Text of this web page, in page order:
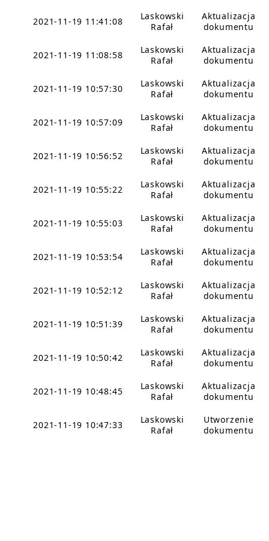
2021-11-19 11:41:08
Laskowski
Rafał
Aktualizacja
dokumentu
2021-11-19 11:08:58
Laskowski
Rafał
Aktualizacja
dokumentu
2021-11-19 10:57:30
Laskowski
Rafał
Aktualizacja
dokumentu
2021-11-19 10:57:09
Laskowski
Rafał
Aktualizacja
dokumentu
2021-11-19 10:56:52
Laskowski
Rafał
Aktualizacja
dokumentu
2021-11-19 10:55:22
Laskowski
Rafał
Aktualizacja
dokumentu
2021-11-19 10:55:03
Laskowski
Rafał
Aktualizacja
dokumentu
2021-11-19 10:53:54
Laskowski
Rafał
Aktualizacja
dokumentu
2021-11-19 10:52:12
Laskowski
Rafał
Aktualizacja
dokumentu
2021-11-19 10:51:39
Laskowski
Rafał
Aktualizacja
dokumentu
2021-11-19 10:50:42
Laskowski
Rafał
Aktualizacja
dokumentu
2021-11-19 10:48:45
Laskowski
Rafał
Aktualizacja
dokumentu
2021-11-19 10:47:33
Laskowski
Rafał
Utworzenie
dokumentu